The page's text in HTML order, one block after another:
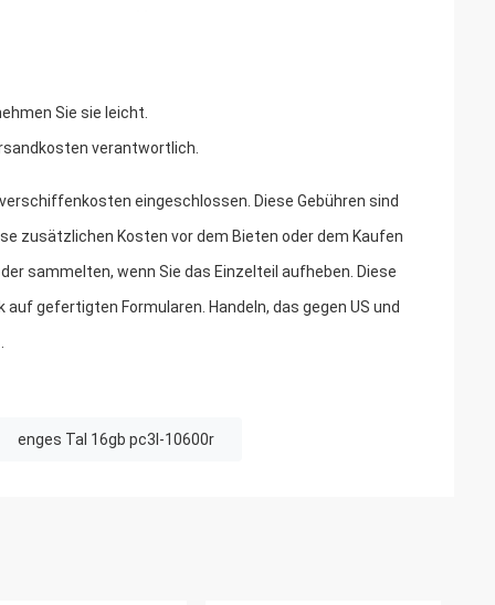
Sie sie leicht.
verantwortlich.
eingeschlossen. Diese Gebühren sind
zusätzlichen Kosten vor dem Bieten oder dem Kaufen
sammelten, wenn Sie das Einzelteil aufheben. Diese
gefertigten Formularen. Handeln, das gegen US und
enges Tal 16gb pc3l-10600r